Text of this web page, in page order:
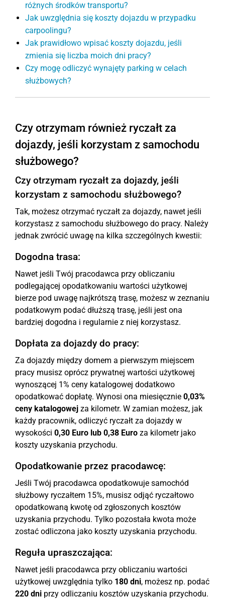
różnych środków transportu?
Jak uwzględnia się koszty dojazdu w przypadku
carpoolingu?
Jak prawidłowo wpisać koszty dojazdu, jeśli
zmienia się liczba moich dni pracy?
Czy mogę odliczyć wynajęty parking w celach
służbowych?
Czy otrzymam również ryczałt za
dojazdy, jeśli korzystam z samochodu
służbowego?
Czy otrzymam ryczałt za dojazdy, jeśli
korzystam z samochodu służbowego?
Tak, możesz otrzymać ryczałt za dojazdy, nawet jeśli
korzystasz z samochodu służbowego do pracy. Należy
jednak zwrócić uwagę na kilka szczególnych kwestii:
Dogodna trasa:
Nawet jeśli Twój pracodawca przy obliczaniu
podlegającej opodatkowaniu wartości użytkowej
bierze pod uwagę najkrótszą trasę, możesz w zeznaniu
podatkowym podać dłuższą trasę, jeśli jest ona
bardziej dogodna i regularnie z niej korzystasz.
Dopłata za dojazdy do pracy:
Za dojazdy między domem a pierwszym miejscem
pracy musisz oprócz prywatnej wartości użytkowej
wynoszącej 1% ceny katalogowej dodatkowo
opodatkować dopłatę. Wynosi ona miesięcznie 0,03%
ceny katalogowej za kilometr. W zamian możesz, jak
każdy pracownik, odliczyć ryczałt za dojazdy w
wysokości 0,30 Euro lub 0,38 Euro za kilometr jako
koszty uzyskania przychodu.
Opodatkowanie przez pracodawcę:
Jeśli Twój pracodawca opodatkowuje samochód
służbowy ryczałtem 15%, musisz odjąć ryczałtowo
opodatkowaną kwotę od zgłoszonych kosztów
uzyskania przychodu. Tylko pozostała kwota może
zostać odliczona jako koszty uzyskania przychodu.
Reguła upraszczająca:
Nawet jeśli pracodawca przy obliczaniu wartości
użytkowej uwzględnia tylko 180 dni, możesz np. podać
220 dni przy odliczaniu kosztów uzyskania przychodu.